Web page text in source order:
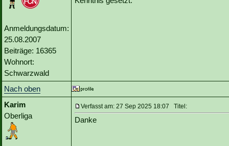
Anmeldungsdatum:
25.08.2007
Beiträge: 16365
Wohnort:
Schwarzwald
Nach oben
Karim
Oberliga
Verfasst am: 27 Sep 2025 18:07 Titel:
Danke